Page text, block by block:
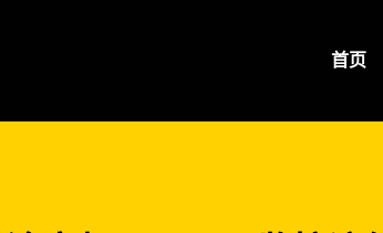
首页